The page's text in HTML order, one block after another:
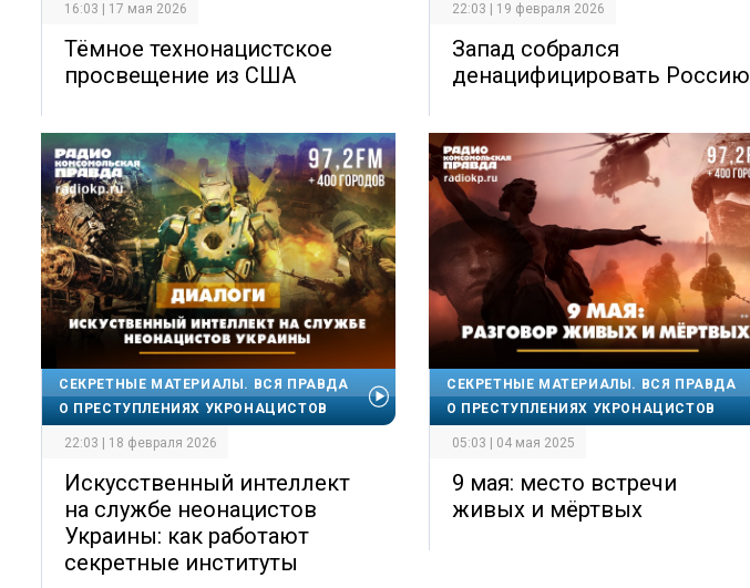
16:03 | 17 мая 2026
Тёмное технонацистское
просвещение из США
22:03 | 19 февраля 2026
Запад собрался
денацифицировать Россию
СЕКРЕТНЫЕ МАТЕРИАЛЫ. ВСЯ ПРАВДА
О ПРЕСТУПЛЕНИЯХ УКРОНАЦИСТОВ
22:03 | 18 февраля 2026
Искусственный интеллект
на службе неонацистов
Украины: как работают
секретные институты
СЕКРЕТНЫЕ МАТЕРИАЛЫ. ВСЯ ПРАВДА
О ПРЕСТУПЛЕНИЯХ УКРОНАЦИСТОВ
05:03 | 04 мая 2025
9 мая: место встречи
живых и мёртвых